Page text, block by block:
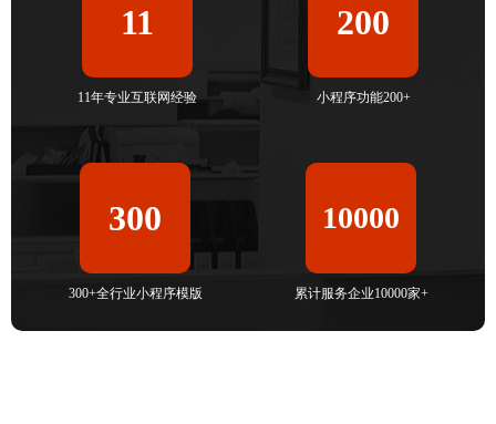
11
11年专业互联网经验
200
小程序功能200+
300
300+全行业小程序模版
10000
累计服务企业10000家+